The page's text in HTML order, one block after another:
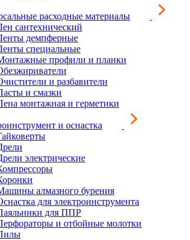
расходные материалы
сантехнический
демпферные
специальные
профили и планки
и разбавители
и смазки
монтажная и герметики
и оснастка
электрические
алмазного бурения
для электроинструмента
для ППР
и отбойные молотки